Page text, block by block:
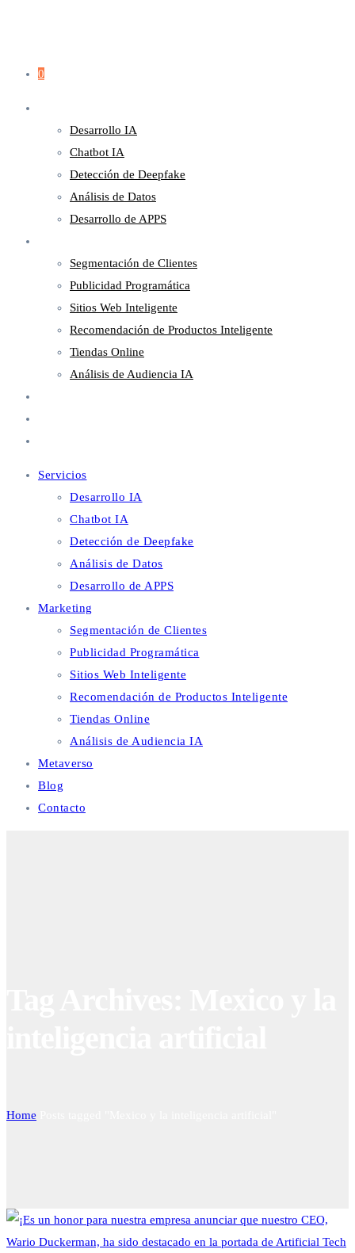
0
Desarrollo IA
Chatbot IA
Detección de Deepfake
Análisis de Datos
Desarrollo de APPS
Segmentación de Clientes
Publicidad Programática
Sitios Web Inteligente
Recomendación de Productos Inteligente
Tiendas Online
Análisis de Audiencia IA
Servicios
Desarrollo IA
Chatbot IA
Detección de Deepfake
Análisis de Datos
Desarrollo de APPS
Marketing
Segmentación de Clientes
Publicidad Programática
Sitios Web Inteligente
Recomendación de Productos Inteligente
Tiendas Online
Análisis de Audiencia IA
Metaverso
Blog
Contacto
Home